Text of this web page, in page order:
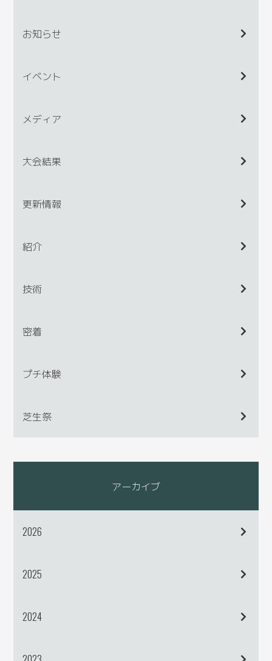
お知らせ
イベント
メディア
大会結果
更新情報
紹介
技術
密着
プチ体験
芝生祭
アーカイブ
2026
2025
2024